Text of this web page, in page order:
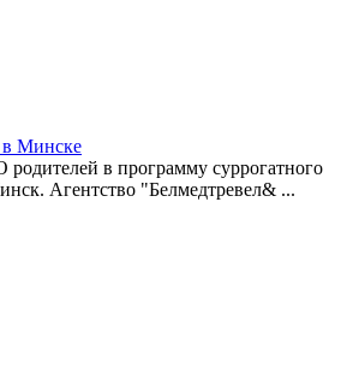
в Минске
в программу суррогатного
Агентство "Белмедтревел& ...